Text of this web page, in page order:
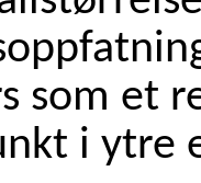
som et
i ytre